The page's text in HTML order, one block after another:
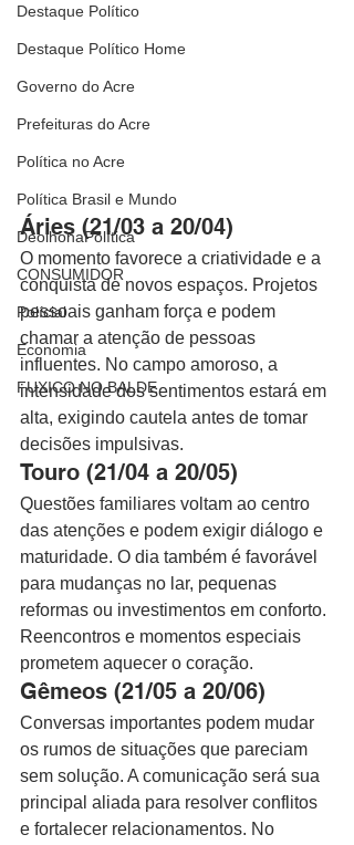
Destaque Político
Destaque Político Home
Governo do Acre
Prefeituras do Acre
Política no Acre
Política Brasil e Mundo
DeolhonaPolítica
CONSUMIDOR
Polícial
Economia
FUXICO NO BALDE
Áries (21/03 a 20/04)
O momento favorece a criatividade e a
conquista de novos espaços. Projetos
pessoais ganham força e podem
chamar a atenção de pessoas
influentes. No campo amoroso, a
intensidade dos sentimentos estará em
alta, exigindo cautela antes de tomar
decisões impulsivas.
Touro (21/04 a 20/05)
Questões familiares voltam ao centro
das atenções e podem exigir diálogo e
maturidade. O dia também é favorável
para mudanças no lar, pequenas
reformas ou investimentos em conforto.
Reencontros e momentos especiais
prometem aquecer o coração.
Gêmeos (21/05 a 20/06)
Conversas importantes podem mudar
os rumos de situações que pareciam
sem solução. A comunicação será sua
principal aliada para resolver conflitos
e fortalecer relacionamentos. No